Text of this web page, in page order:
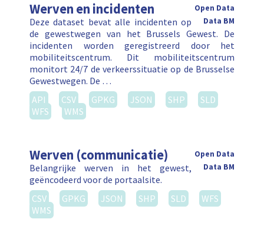
Werven en incidenten
Open Data
Data BM
Deze dataset bevat alle incidenten op
de gewestwegen van het Brussels Gewest. De
incidenten worden geregistreerd door het
mobiliteitscentrum. Dit mobiliteitscentrum
monitort 24/7 de verkeerssituatie op de Brusselse
Gewestwegen. De …
API
CSV GPKG JSON SHP
SLD
WFS
WMS
Werven (communicatie)
Open Data
Data BM
Belangrijke werven in het gewest,
geëncodeerd voor de portaalsite.
CSV
GPKG JSON SHP SLD
WFS
WMS